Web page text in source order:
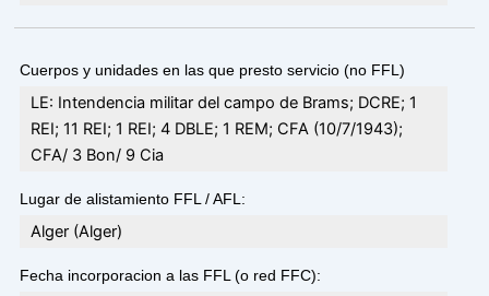
Cuerpos y unidades en las que presto servicio (no FFL)
LE: Intendencia militar del campo de Brams; DCRE; 1
REI; 11 REI; 1 REI; 4 DBLE; 1 REM; CFA (10/7/1943);
CFA/ 3 Bon/ 9 Cia
Lugar de alistamiento FFL / AFL:
Alger (Alger)
Fecha incorporacion a las FFL (o red FFC):